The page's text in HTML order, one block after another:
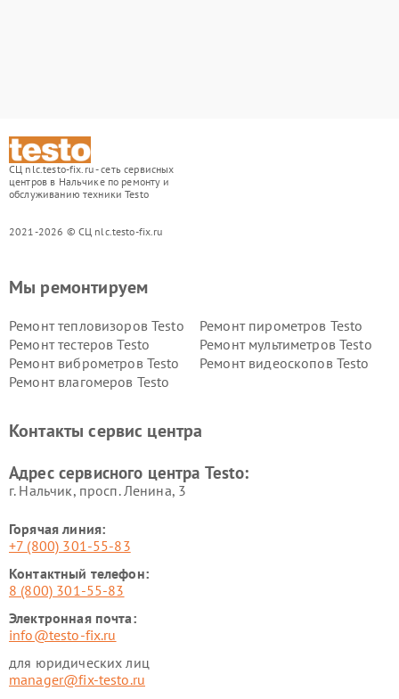
СЦ nlc.testo-fix.ru - сеть сервисных
центров в Нальчике по ремонту и
обслуживанию техники Testo
2021-2026 © СЦ nlc.testo-fix.ru
Мы ремонтируем
Ремонт тепловизоров Testo
Ремонт пирометров Testo
Ремонт тестеров Testo
Ремонт мультиметров Testo
Ремонт виброметров Testo
Ремонт видеоскопов Testo
Ремонт влагомеров Testo
Контакты сервис центра
Адрес сервисного центра Testo:
г. Нальчик, просп. Ленина, 3
Горячая линия:
+7 (800) 301-55-83
Контактный телефон:
8 (800) 301-55-83
Электронная почта:
info@testo-fix.ru
для юридических лиц
manager@fix-testo.ru